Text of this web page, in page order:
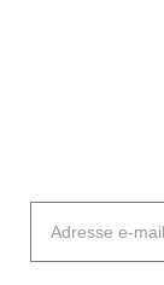
mail